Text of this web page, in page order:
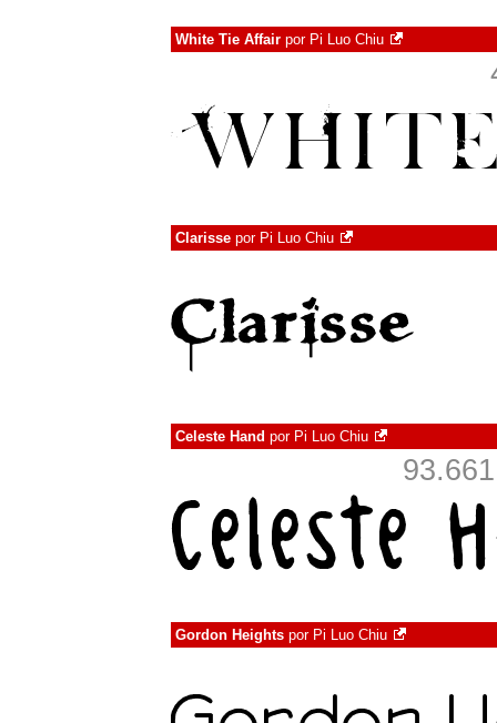
White Tie Affair por Pi Luo Chiu
Clarisse por Pi Luo Chiu
Celeste Hand por Pi Luo Chiu
Gordon Heights por Pi Luo Chiu